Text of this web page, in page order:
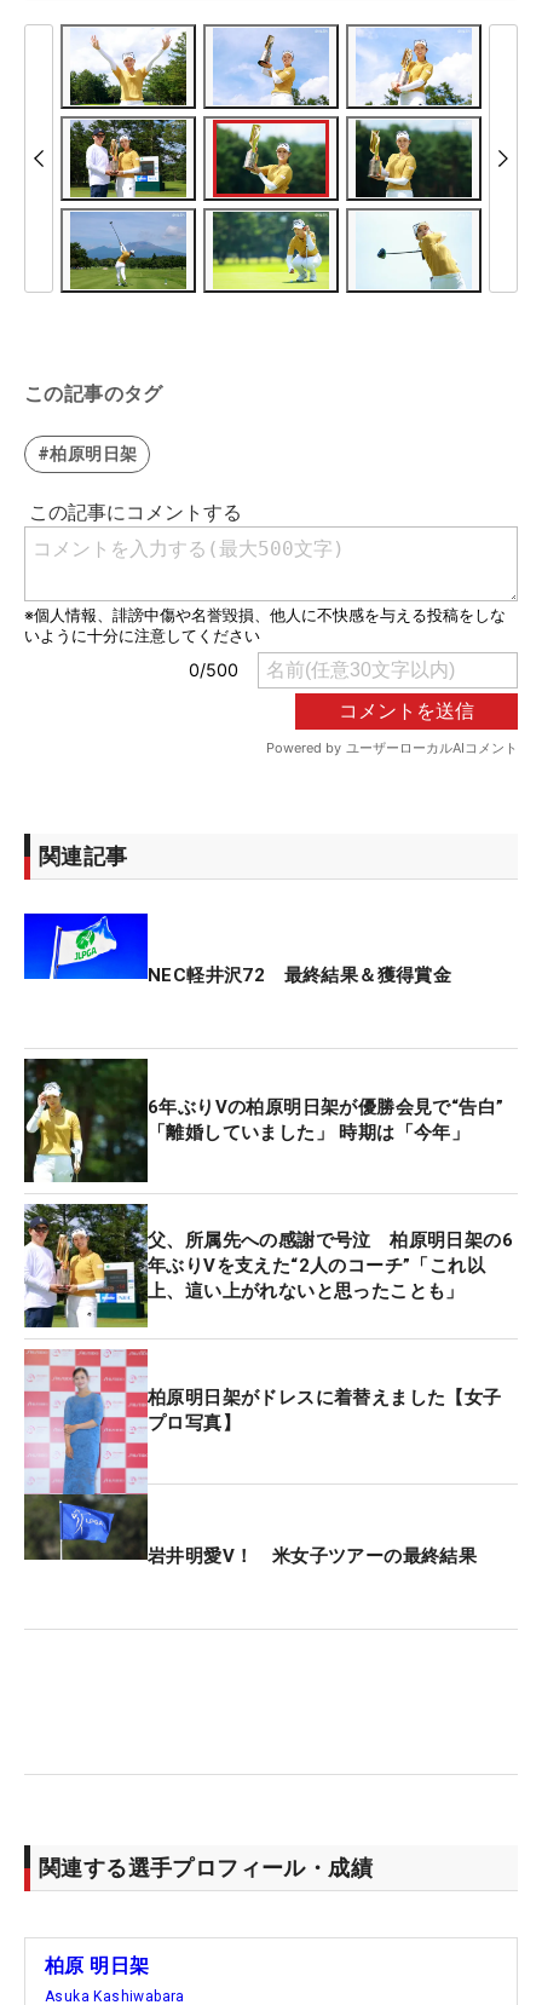
この記事のタグ
#柏原明日架
関連記事
NEC軽井沢72 最終結果＆獲得賞金
6年ぶりVの柏原明日架が優勝会見で“告白”
「離婚していました」 時期は「今年」
父、所属先への感謝で号泣 柏原明日架の6
年ぶりVを支えた“2人のコーチ”「これ以
上、這い上がれないと思ったことも」
柏原明日架がドレスに着替えました【女子
プロ写真】
岩井明愛V！ 米女子ツアーの最終結果
関連する選手プロフィール・成績
柏原 明日架
Asuka Kashiwabara